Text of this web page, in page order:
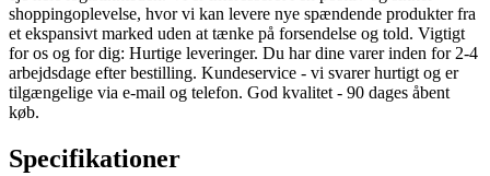
shoppingoplevelse, hvor vi kan levere nye spændende produkter fra
et ekspansivt marked uden at tænke på forsendelse og told. Vigtigt
for os og for dig: Hurtige leveringer. Du har dine varer inden for 2-4
arbejdsdage efter bestilling. Kundeservice - vi svarer hurtigt og er
tilgængelige via e-mail og telefon. God kvalitet - 90 dages åbent
køb.
Specifikationer